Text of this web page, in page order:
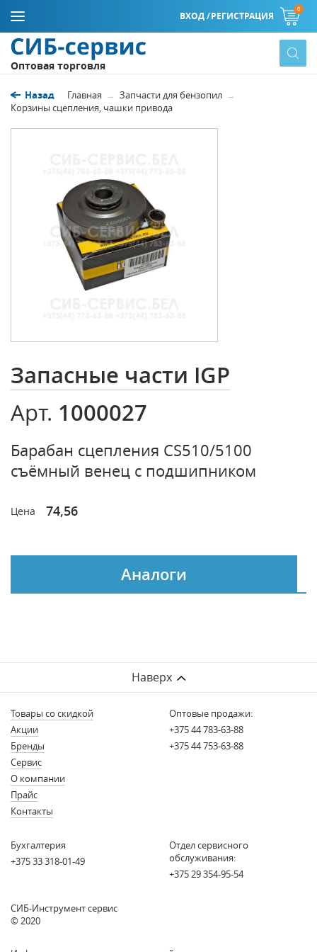
ВХОД /РЕГИСТРАЦИЯ
0
Оптовая торговля
Назад Главная
Запчасти для бензопил
Корзины сцепления, чашки привода
Запасные части IGP
Арт. 1000027
Барабан сцепления CS510/5100
съёмный венец с подшипником
Цена 74,56
Аналоги
Наверх
Товары со скидкой
Акции
Бренды
Сервис
О компании
Прайс
Контакты
Оптовые продажи:
+375 44 783-63-88
+375 44 753-63-88
Бухгалтерия
+375 33 318-01-49
Отдел сервисного
обслуживания:
+375 29 354-95-54
СИБ-Инструмент сервис
© 2020